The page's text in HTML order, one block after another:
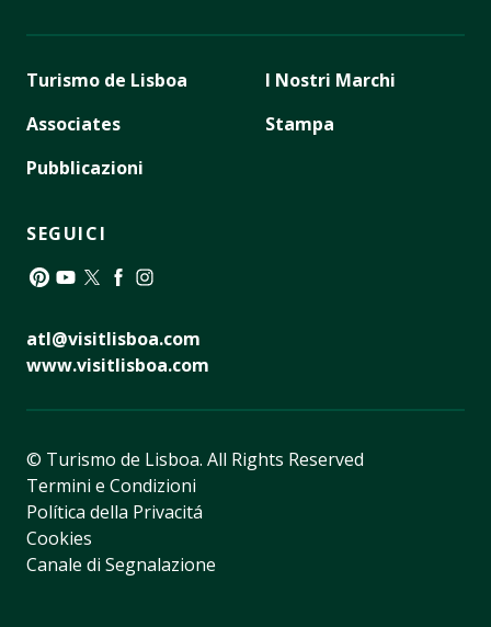
Turismo de Lisboa
Associates
Pubblicazioni
I Nostri Marchi
Stampa
SEGUICI
atl@visitlisboa.com
www.visitlisboa.com
© Turismo de Lisboa. All Rights Reserved
Termini e Condizioni
Política della Privacitá
Cookies
Canale di Segnalazione